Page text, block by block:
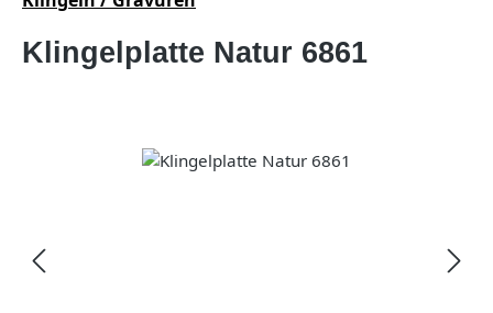
Klingelplatte Natur 6861
Bildergalerie überspringen